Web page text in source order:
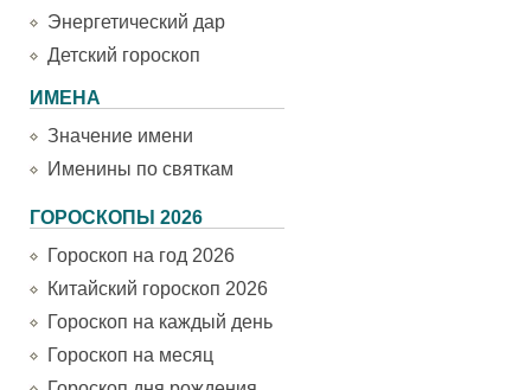
Энергетический дар
Детский гороскоп
ИМЕНА
Значение имени
Именины по святкам
ГОРОСКОПЫ 2026
Гороскоп на год 2026
Китайский гороскоп 2026
Гороскоп на каждый день
Гороскоп на месяц